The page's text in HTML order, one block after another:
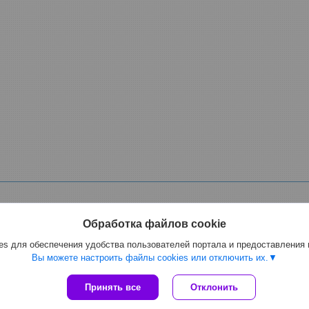
фекальный электрический, для спирта, масла мазута,
Сайт создан на платформе Deal.by
Политика обработки файлов cookies
Обработка файлов cookie
обеспечения удобства пользователей портала и предоставления
Вы можете настроить файлы cookies или отключить их.
Принять все Отклонить